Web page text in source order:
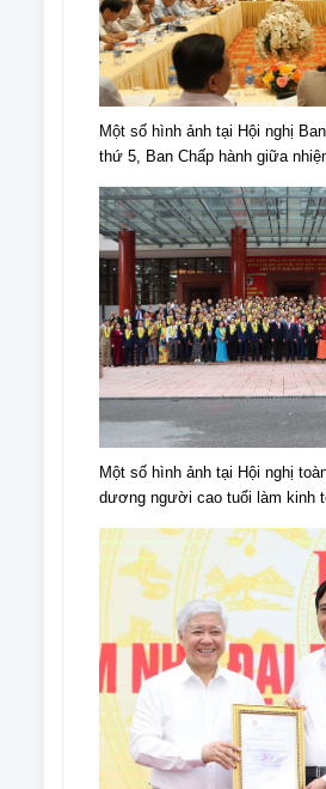
Một số hình ảnh tại Hội nghị
thứ 5, Ban Chấp hành giữa
Một số hình ảnh tại Hội nghị
dương người cao tuổi làm kinh